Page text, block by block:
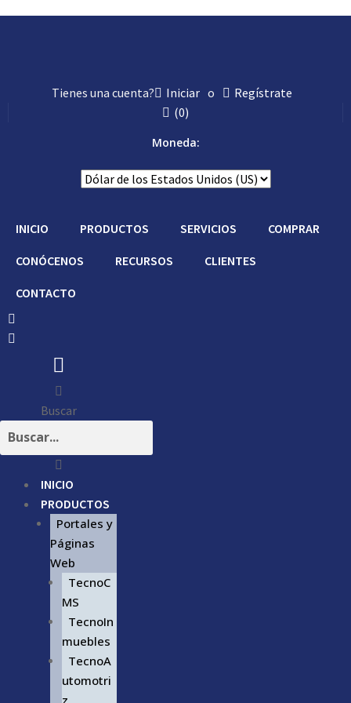
Tienes una cuenta? Iniciar o
Regístrate
(0)
Moneda:
INICIO PRODUCTOS SERVICIOS COMPRAR
CONÓCENOS RECURSOS CLIENTES
CONTACTO
Buscar
INICIO
PRODUCTOS
Portales y
Páginas
Web
TecnoC
MS
TecnoIn
muebles
TecnoA
utomotri